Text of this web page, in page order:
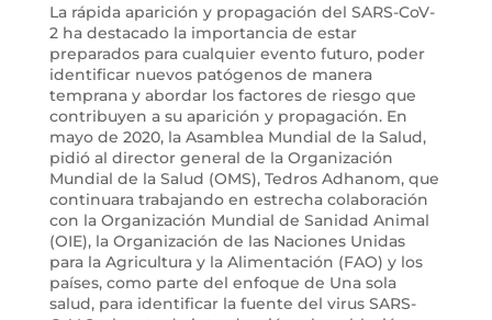
La rápida aparición y propagación del SARS-CoV-
2 ha destacado la importancia de estar
preparados para cualquier evento futuro, poder
identificar nuevos patógenos de manera
temprana y abordar los factores de riesgo que
contribuyen a su aparición y propagación. En
mayo de 2020, la Asamblea Mundial de la Salud,
pidió al director general de la Organización
Mundial de la Salud (OMS), Tedros Adhanom, que
continuara trabajando en estrecha colaboración
con la Organización Mundial de Sanidad Animal
(OIE), la Organización de las Naciones Unidas
para la Agricultura y la Alimentación (FAO) y los
países, como parte del enfoque de Una sola
salud, para identificar la fuente del virus SARS-